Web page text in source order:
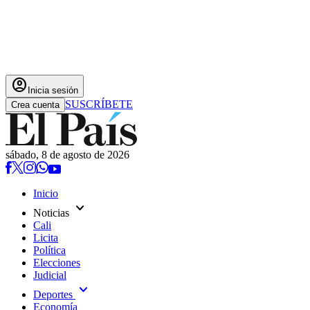
account_circle Inicia sesión
Crea cuenta SUSCRÍBETE
sábado, 8 de agosto de 2026
Inicio
Noticias expand_more
Cali
Licita
Política
Elecciones
Judicial
Deportes expand_more
Economía